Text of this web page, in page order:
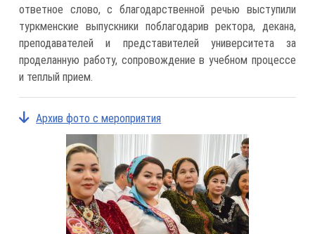
ответное слово, с благодарственной речью выступили
туркменские выпускники поблагодарив ректора, декана,
преподавателей и представителей университета за
проделанную работу, сопровождение в учебном процессе
и теплый прием.
Архив фото с мероприятия